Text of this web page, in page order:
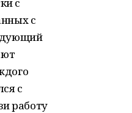
с
с
работу